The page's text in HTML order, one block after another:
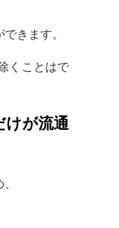
きます。
くことはで
けが流通